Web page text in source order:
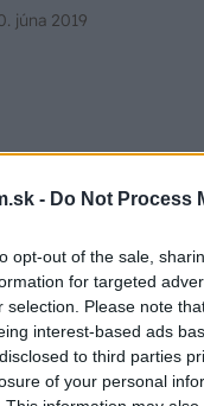
- Do Not Process
opt-out of the sale,
for targeted
selection. Please note
interest-based ads
to third parties
of your personal
júna 2019